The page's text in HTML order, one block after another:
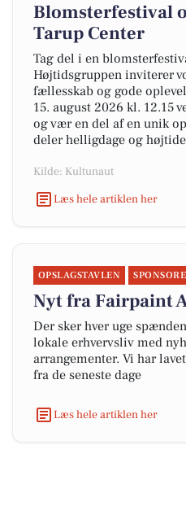
Blomsterfestival
Tarup Center
Tag del i en
Højtidsgruppen inviterer
fællesskab og gode
15. august 2026 kl. 12.15
og vær en del af en unik
deler helligdage og
Kilde: Kultunaut
Læs hele artiklen her
OPSLAGSTAVLEN
Nyt fra Fairpaint
Der sker hver uge
lokale erhvervsliv med
arrangementer. Vi har
fra de seneste dage
Læs hele artiklen her